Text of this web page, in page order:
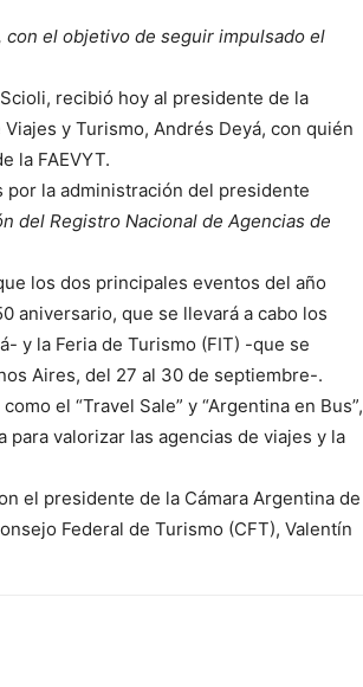
con el objetivo de seguir impulsado el
recibió hoy al presidente de la
y Turismo, Andrés Deyá, con quién
la FAEVYT.
la administración del presidente
del Registro Nacional de Agencias de
los dos principales eventos del año
aniversario, que se llevará a cabo los
y la Feria de Turismo (FIT) -que se
Aires, del 27 al 30 de septiembre-.
el “Travel Sale” y “Argentina en Bus”,
valorizar las agencias de viajes y la
el presidente de la Cámara Argentina de
Federal de Turismo (CFT), Valentín